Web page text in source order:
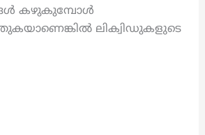
കഴുകുമ്പോൾ
ലിക്വിഡുകളുടെ